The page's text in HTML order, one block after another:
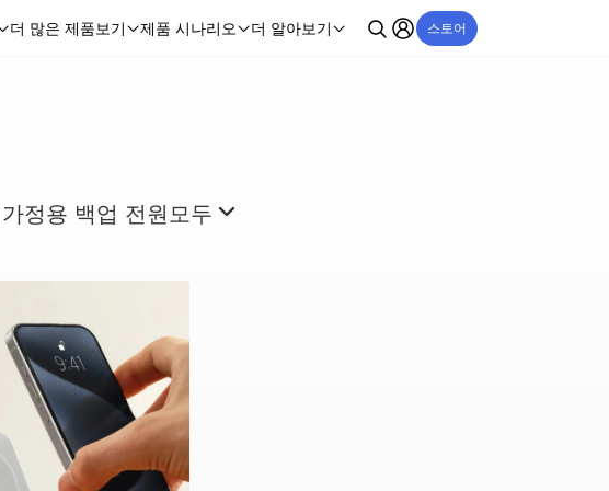
더 많은 제품보기 제품 시나리오 더 알아보기 스토어
가정용 백업 전원 모두